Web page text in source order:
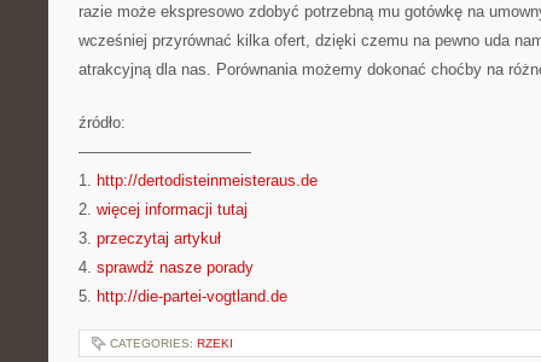
razie może ekspresowo zdobyć potrzebną mu gotówkę na
wcześniej przyrównać kilka ofert, dzięki czemu na pewno uda
atrakcyjną dla nas. Porównania możemy dokonać choćby na
źródło:
———————————
1. http://dertodisteinmeisteraus.de
2. więcej informacji tutaj
3. przeczytaj artykuł
4. sprawdź nasze porady
5. http://die-partei-vogtland.de
CATEGORIES: RZEKI